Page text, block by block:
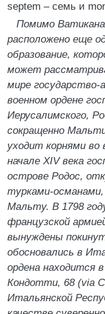
septem – семь и
Помимо
расположено еще
образование,
может
мире государство-
военном ордене
Иерусалимского,
сокращенно
уходит корнями во
начале XIV века
острове Родос,
турками-османами,
Мальту. В 1798
французской
вынуждены
обосновались в
ордена находится
Кондотти, 68 (via
Итальянской